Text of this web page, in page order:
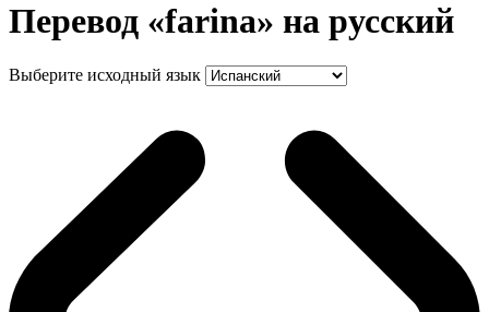
Перевод «farina» на русский
Выберите исходный язык